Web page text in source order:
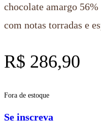
chocolate amargo
com notas torradas e
R$ 286,90
Fora de estoque
Se inscreva